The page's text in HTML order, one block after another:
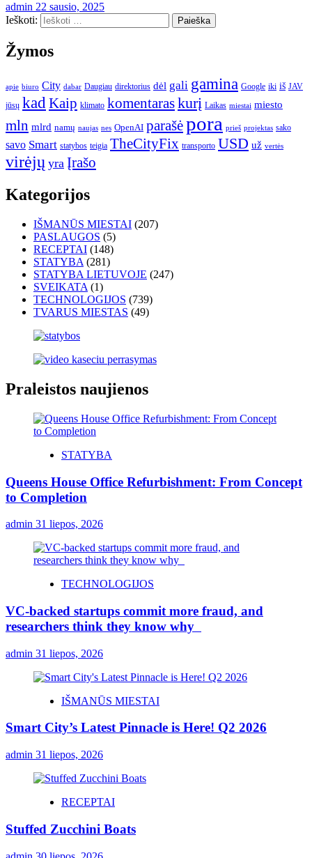
admin 22 sausio, 2025
Ieškoti:
Žymos
apie biuro City dabar Daugiau direktorius dėl gali gamina Google iki iš JAV
jūsų kad Kaip klimato komentaraskurį Laikas miestai miesto
mln mlrd namų naujas nes OpenAI parašėpora prieš projektas sako
savo Smart statybos teigia TheCityFix transporto USD už vertės
virėjų yra Įrašo
Kategorijos
IŠMANŪS MIESTAI (207)
PASLAUGOS (5)
RECEPTAI (148)
STATYBA (281)
STATYBA LIETUVOJE (247)
SVEIKATA (1)
TECHNOLOGIJOS (739)
TVARUS MIESTAS (49)
Praleistos naujienos
STATYBA
Queens House Office Refurbishment: From Concept
to Completion
admin 31 liepos, 2026
TECHNOLOGIJOS
VC-backed startups commit more fraud, and
researchers think they know why
admin 31 liepos, 2026
IŠMANŪS MIESTAI
Smart City’s Latest Pinnacle is Here! Q2 2026
admin 31 liepos, 2026
RECEPTAI
Stuffed Zucchini Boats